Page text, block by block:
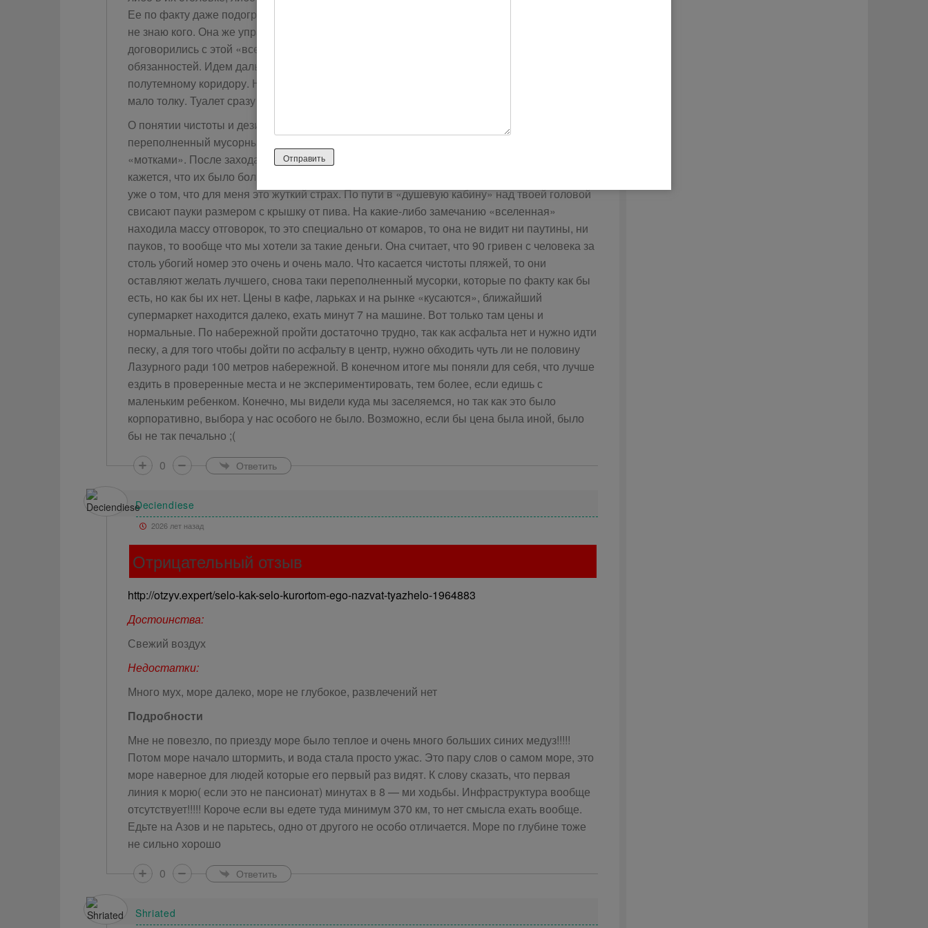
Ее по факту даже подогреть небыло где. Мы. конечно, нашли выход, но есть как есть. Даже
не знаю кого. Она же управляющая, она же сторож и она же уборщица. Кое как мы
договорились с этой «вселенной», так мы ее шутя прозвали за ее широкой спектр
обязанностей. Идем дальше. Чтобы пройти к душу нужно было идти по длинному
полутемному коридору. Ночью там горела одна убогая лампочка от которой было очень
мало толку. Туалет сразу напротив душа.
О понятии чистоты и дезинфекции там скорее всего не слышала. Грязные унитазы,
переполненный мусорные ведра и паутина. Огромное количество паутины, целыми
«мотками». После захода солнца возвращались жители этого паутинного города, мне
кажется, что их было больше ровно в два раза. Это как минимум не приятно, не говоря
уже о том, что для меня это жуткий страх. По пути в «душевую кабину» над твоей головой
свисают пауки размером с крышку от пива. На какие-либо замечанию «вселенная»
находила массу отговорок, то это специально от комаров, то она не видит ни паутины, ни
пауков, то вообще что мы хотели за такие деньги. Она считает, что 90 гривен с человека за
столь убогий номер это очень и очень мало. Что касается чистоты пляжей, то они
оставляют желать лучшего, снова таки переполненный мусорки, которые по факту как бы
есть, но как бы их нет. Цены в кафе, ларьках и на рынке «кусаются», ближайший
супермаркет находится далеко, ехать минут 7 на машине. Вот только там цены и
нормальные. По набережной пройти достаточно трудно, так как асфальта нет и нужно идти
песку, а для того чтобы дойти по асфальту в центр, нужно обходить чуть ли не половину
Лазурного ради 100 метров набережной. В конечном итоге мы поняли для себя, что лучше
ездить в проверенные места и не экспериментировать, тем более, если едишь с
маленьким ребенком. Конечно, мы видели куда мы заселяемся, но так как это было
корпоративно, выбора у нас особого не было. Возможно, если бы цена была иной, было
бы не так печально ;(
0
Ответить
Deciendiese
2026 лет назад
Отрицательный отзыв
http://otzyv.expert/selo-kak-selo-kurortom-ego-nazvat-tyazhelo-1964883
Достоинства:
Свежий воздух
Недостатки:
Много мух, море далеко, море не глубокое, развлечений нет
Подробности
Мне не повезло, по приезду море было теплое и очень много больших синих медуз!!!!!
Потом море начало штормить, и вода стала просто ужас. Это пару слов о самом море, это
море наверное для людей которые его первый раз видят. К слову сказать, что первая
линия к морю( если это не пансионат) минутах в 8 — ми ходьбы. Инфраструктура вообще
отсутствует!!!!! Короче если вы едете туда минимум 370 км, то нет смысла ехать вообще.
Едьте на Азов и не парьтесь, одно от другого не особо отличается. Море по глубине тоже
не сильно хорошо
0
Ответить
Shriated